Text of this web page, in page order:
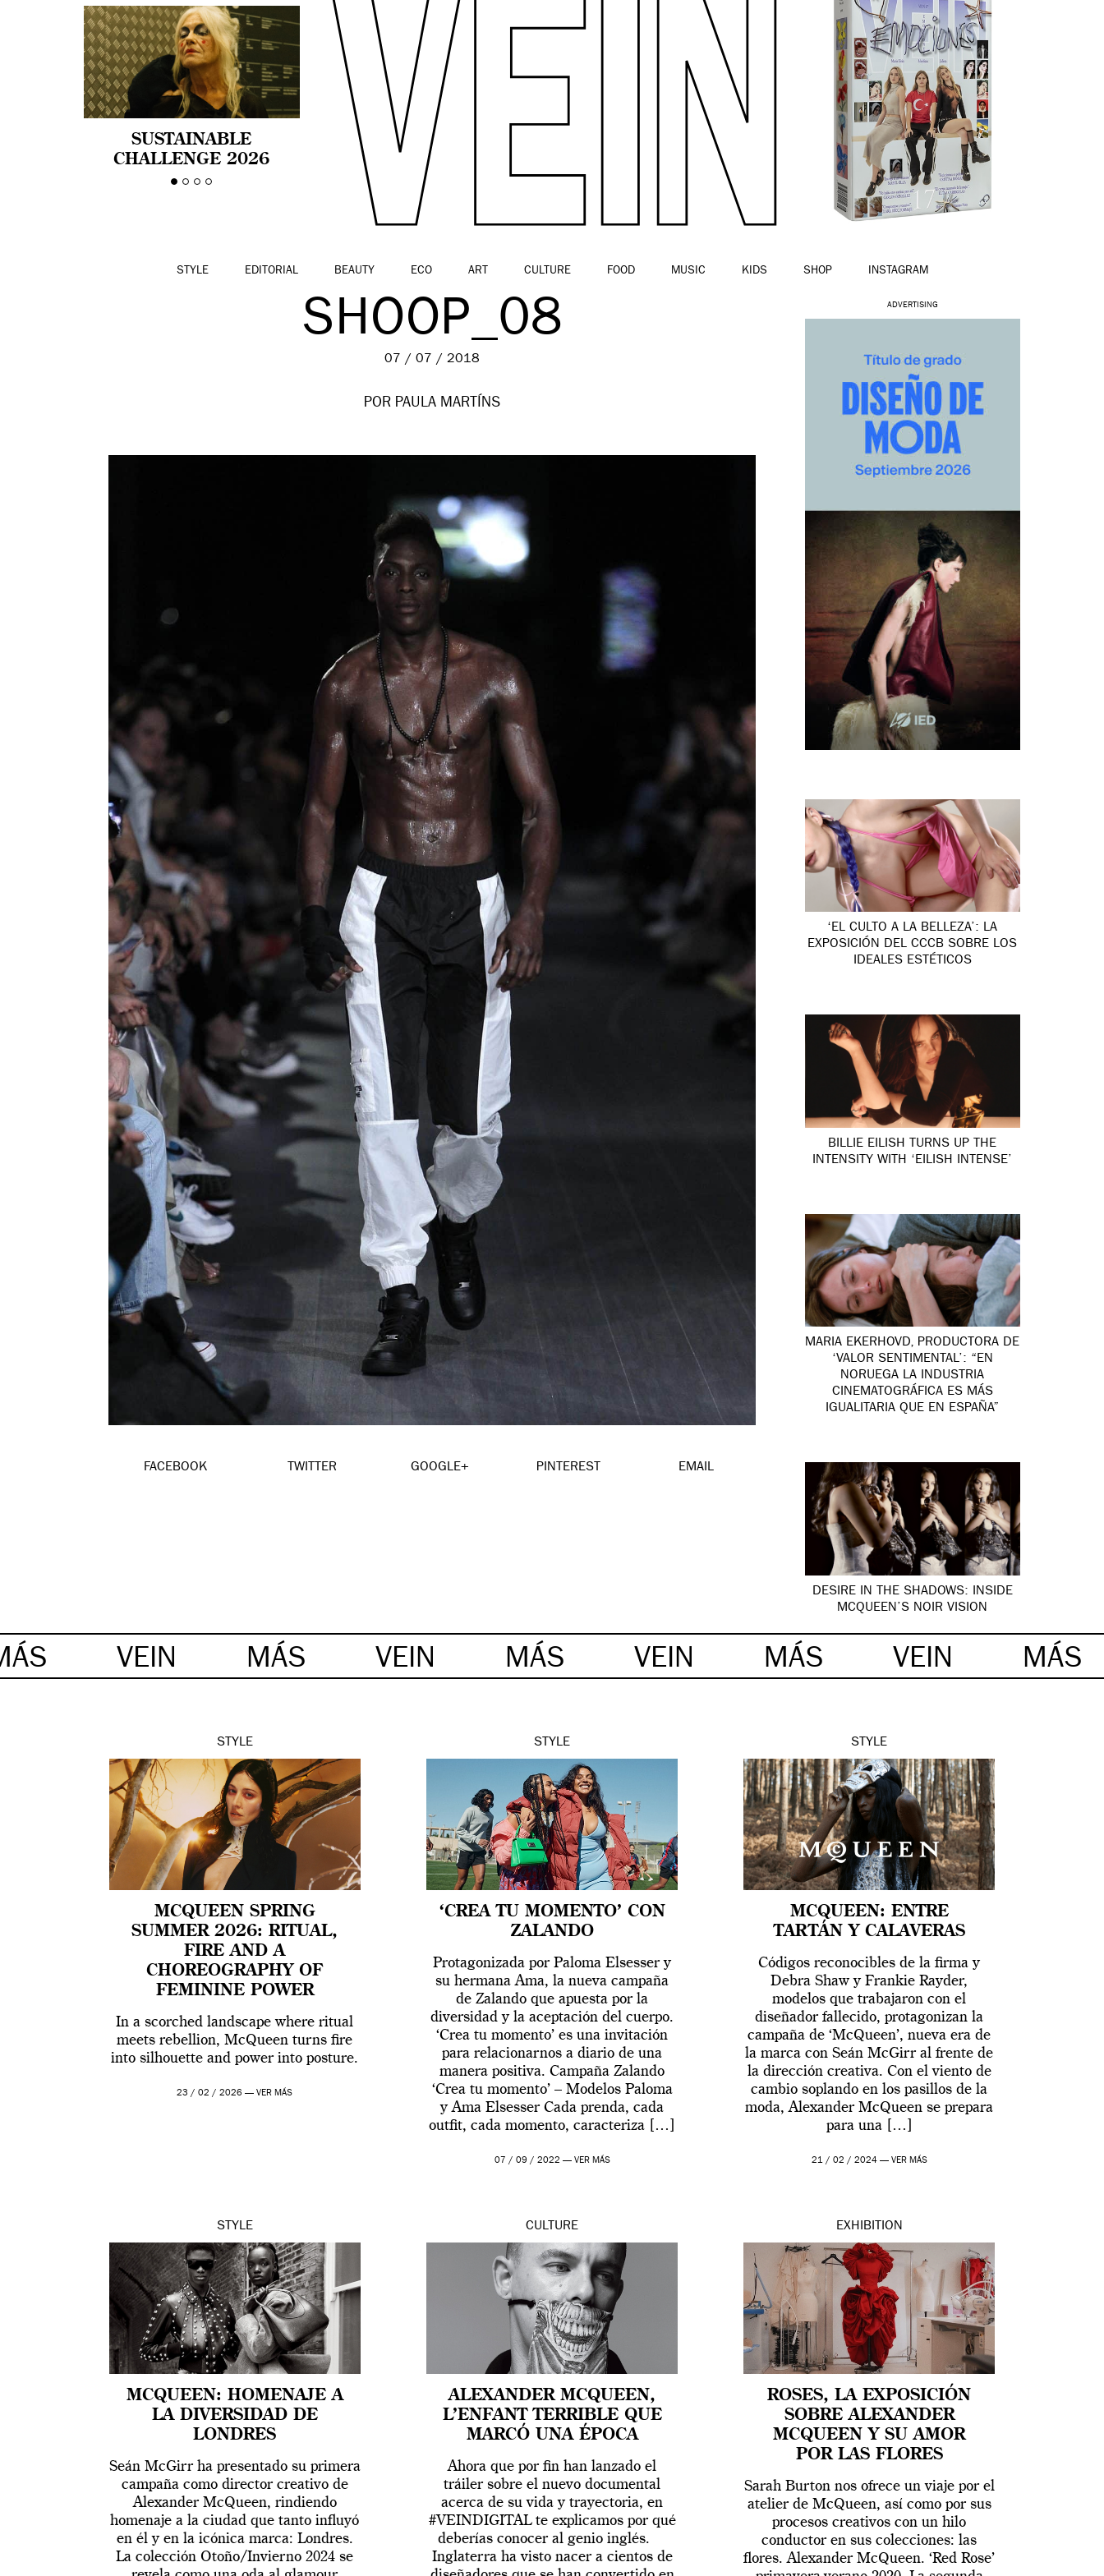
SUSTAINABLE
CHALLENGE 2026
CELEBRA LA
STYLE EDITORIAL BEAUTY ECO ART CULTURE FOOD MUSIC KIDS SHOP INSTAGRAM
SHOOP_08
07 / 07 / 2018
POR PAULA MARTÍNS
FACEBOOK TWITTER GOOGLE+ PINTEREST EMAIL
ADVERTISING
‘EL CULTO A LA BELLEZA’: LA
EXPOSICIÓN DEL CCCB SOBRE LOS
IDEALES ESTÉTICOS
BILLIE EILISH TURNS UP THE
INTENSITY WITH ‘EILISH INTENSE’
MARIA EKERHOVD, PRODUCTORA DE
‘VALOR SENTIMENTAL’: “EN
NORUEGA LA INDUSTRIA
CINEMATOGRÁFICA ES MÁS
IGUALITARIA QUE EN ESPAÑA”
DESIRE IN THE SHADOWS: INSIDE
MCQUEEN’S NOIR VISION
VEIN MÁS VEIN MÁS VEIN MÁS VEIN MÁS
STYLE
MCQUEEN SPRING
SUMMER 2026: RITUAL,
FIRE AND A
CHOREOGRAPHY OF
FEMININE POWER
In a scorched landscape where ritual
meets rebellion, McQueen turns fire
into silhouette and power into posture.
23 / 02 / 2026 —VER MÁS
STYLE
‘CREA TU MOMENTO’ CON
ZALANDO
Protagonizada por Paloma Elsesser y
su hermana Ama, la nueva campaña
de Zalando que apuesta por la
diversidad y la aceptación del cuerpo.
‘Crea tu momento’ es una invitación
para relacionarnos a diario de una
manera positiva. Campaña Zalando
‘Crea tu momento’ – Modelos Paloma
y Ama Elsesser Cada prenda, cada
outfit, cada momento, caracteriza […]
07 / 09 / 2022 — VER MÁS
STYLE
MCQUEEN: ENTRE
TARTÁN Y CALAVERAS
Códigos reconocibles de la firma y
Debra Shaw y Frankie Rayder,
modelos que trabajaron con el
diseñador fallecido, protagonizan la
campaña de ‘McQueen’, nueva era de
la marca con Seán McGirr al frente de
la dirección creativa. Con el viento de
cambio soplando en los pasillos de la
moda, Alexander McQueen se prepara
para una […]
21 / 02 / 2024 — VER MÁS
STYLE
MCQUEEN: HOMENAJE A
LA DIVERSIDAD DE
LONDRES
Seán McGirr ha presentado su primera
campaña como director creativo de
Alexander McQueen, rindiendo
homenaje a la ciudad que tanto influyó
en él y en la icónica marca: Londres.
La colección Otoño/Invierno 2024 se
CULTURE
ALEXANDER MCQUEEN,
L’ENFANT TERRIBLE QUE
MARCÓ UNA ÉPOCA
Ahora que por fin han lanzado el
tráiler sobre el nuevo documental
acerca de su vida y trayectoria, en
#VEINDIGITAL te explicamos por qué
deberías conocer al genio inglés.
Inglaterra ha visto nacer a cientos de
EXHIBITION
ROSES, LA EXPOSICIÓN
SOBRE ALEXANDER
MCQUEEN Y SU AMOR
POR LAS FLORES
Sarah Burton nos ofrece un viaje por el
atelier de McQueen, así como por sus
procesos creativos con un hilo
conductor en sus colecciones: las
flores. Alexander McQueen. ‘Red Rose’